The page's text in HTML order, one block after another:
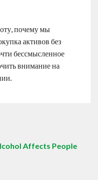
почему мы
активов без
бессмысленное
внимание на
Affects People